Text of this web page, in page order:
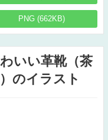
PNG (662KB)
いい革靴（茶
のイラスト